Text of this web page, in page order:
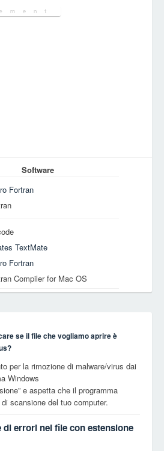
Software
Fortran
TextMate
Fortran
Compiler for Mac OS
se il file che vogliamo aprire è
per la rimozione di malware/virus dai
Windows
e aspetta che il programma
scansione del tuo computer.
di errori nei file con estensione